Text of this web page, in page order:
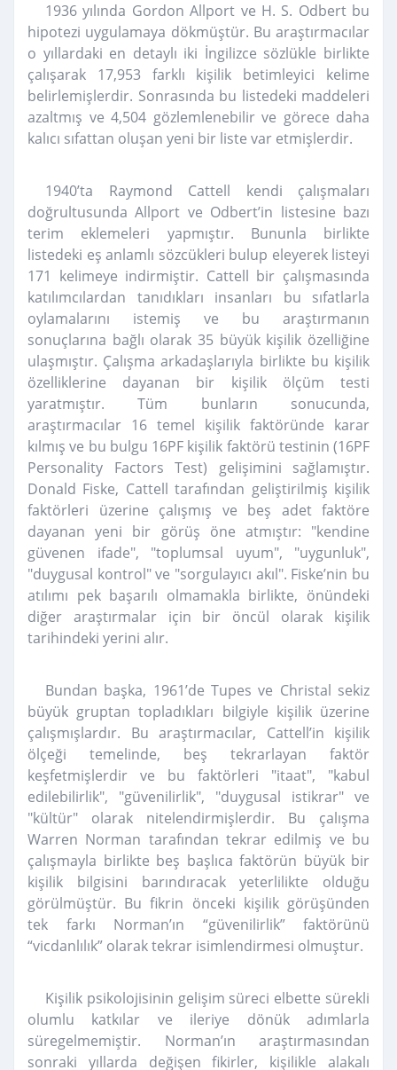
1936 yılında Gordon Allport ve H. S. Odbert bu
hipotezi uygulamaya dökmüştür. Bu araştırmacılar
o yıllardaki en detaylı iki İngilizce sözlükle birlikte
çalışarak 17,953 farklı kişilik betimleyici kelime
belirlemişlerdir. Sonrasında bu listedeki maddeleri
azaltmış ve 4,504 gözlemlenebilir ve görece daha
kalıcı sıfattan oluşan yeni bir liste var etmişlerdir.
1940’ta Raymond Cattell kendi çalışmaları
doğrultusunda Allport ve Odbert’in listesine bazı
terim eklemeleri yapmıştır. Bununla birlikte
listedeki eş anlamlı sözcükleri bulup eleyerek listeyi
171 kelimeye indirmiştir. Cattell bir çalışmasında
katılımcılardan tanıdıkları insanları bu sıfatlarla
oylamalarını istemiş ve bu araştırmanın
sonuçlarına bağlı olarak 35 büyük kişilik özelliğine
ulaşmıştır. Çalışma arkadaşlarıyla birlikte bu kişilik
özelliklerine dayanan bir kişilik ölçüm testi
yaratmıştır. Tüm bunların sonucunda,
araştırmacılar 16 temel kişilik faktöründe karar
kılmış ve bu bulgu 16PF kişilik faktörü testinin (16PF
Personality Factors Test) gelişimini sağlamıştır.
Donald Fiske, Cattell tarafından geliştirilmiş kişilik
faktörleri üzerine çalışmış ve beş adet faktöre
dayanan yeni bir görüş öne atmıştır: "kendine
güvenen ifade", "toplumsal uyum", "uygunluk",
"duygusal kontrol" ve "sorgulayıcı akıl". Fiske’nin bu
atılımı pek başarılı olmamakla birlikte, önündeki
diğer araştırmalar için bir öncül olarak kişilik
tarihindeki yerini alır.
Bundan başka, 1961’de Tupes ve Christal sekiz
büyük gruptan topladıkları bilgiyle kişilik üzerine
çalışmışlardır. Bu araştırmacılar, Cattell’in kişilik
ölçeği temelinde, beş tekrarlayan faktör
keşfetmişlerdir ve bu faktörleri "itaat", "kabul
edilebilirlik", "güvenilirlik", "duygusal istikrar" ve
"kültür" olarak nitelendirmişlerdir. Bu çalışma
Warren Norman tarafından tekrar edilmiş ve bu
çalışmayla birlikte beş başlıca faktörün büyük bir
kişilik bilgisini barındıracak yeterlilikte olduğu
görülmüştür. Bu fikrin önceki kişilik görüşünden
tek farkı Norman’ın “güvenilirlik” faktörünü
“vicdanlılık” olarak tekrar isimlendirmesi olmuştur.
Kişilik psikolojisinin gelişim süreci elbette sürekli
olumlu katkılar ve ileriye dönük adımlarla
süregelmemiştir. Norman’ın araştırmasından
sonraki yıllarda değişen fikirler, kişilikle alakalı